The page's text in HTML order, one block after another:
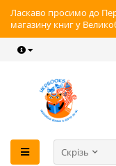
Ласкаво просимо до
магазину книг у
Скрізь